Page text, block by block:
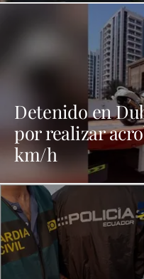
Detenido en
por realizar
km/h